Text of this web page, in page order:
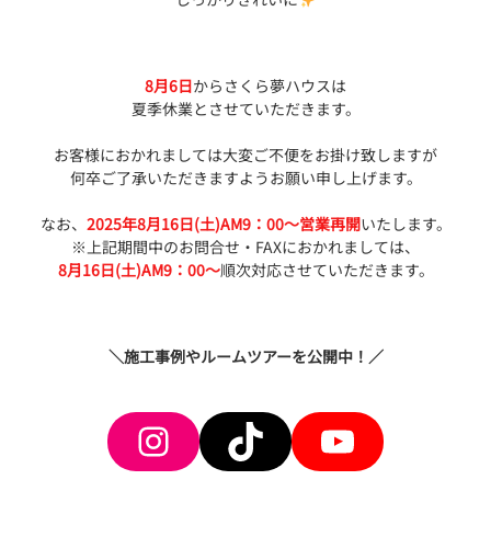
8月6日からさくら夢ハウスは
夏季休業とさせていただきます。
お客様におかれましては大変ご不便をお掛け致しますが
何卒ご了承いただきますようお願い申し上げます。
なお、 2025年8月16日(土)AM9：00～営業再開いたします。
※上記期間中のお問合せ・FAXにおかれましては、
8月16日(土)AM9：00～順次対応させていただきます。
＼施工事例やルームツアーを公開中！／
Instagram
TikTokYouTube